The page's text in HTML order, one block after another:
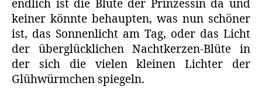
endlich ist die Blüte der Prinzessin da und
keiner könnte behaupten, was nun schöner
ist, das Sonnenlicht am Tag, oder das Licht
der überglücklichen Nachtkerzen-Blüte in
der sich die vielen kleinen Lichter der
Glühwürmchen spiegeln.